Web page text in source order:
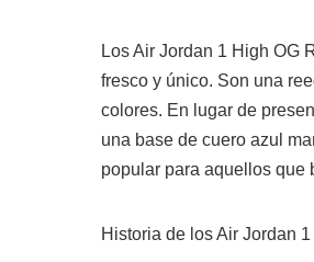
Los Air Jordan 1 High OG
fresco y único. Son una
colores. En lugar de
una base de cuero azul
popular para aquellos que
Historia de los Air Jordan